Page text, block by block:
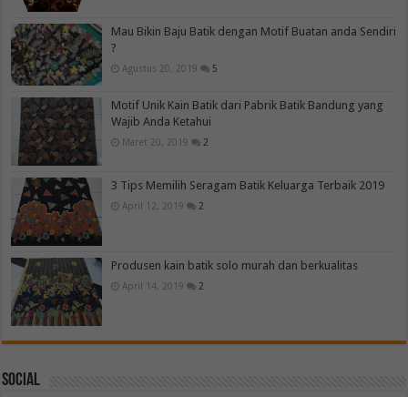
Mau Bikin Baju Batik dengan Motif Buatan anda Sendiri
?
Agustus 20, 2019 5
Motif Unik Kain Batik dari Pabrik Batik Bandung yang
Wajib Anda Ketahui
Maret 20, 2019 2
3 Tips Memilih Seragam Batik Keluarga Terbaik 2019
April 12, 2019 2
Produsen kain batik solo murah dan berkualitas
April 14, 2019 2
Social